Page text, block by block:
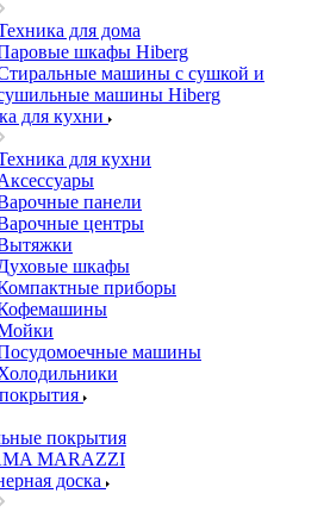
для дома
шкафы Hiberg
машины с сушкой и
машины Hiberg
для кухни
для кухни
панели
центры
шкафы
приборы
машины
покрытия
MARAZZI
доска